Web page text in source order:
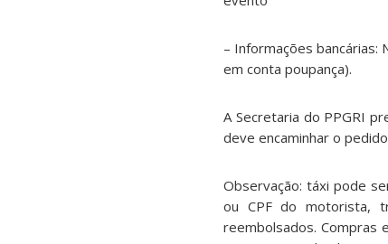
– Informações
em conta poupança).
A Secretaria do PPGRI
deve encaminhar o
Observação: táxi pode
ou CPF do motorista,
reembolsados. Compras